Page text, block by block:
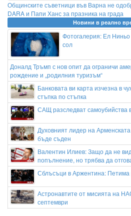
Общинските съветници във Варна не
DARA и Папи Ханс за празника на града
Новини в реално
Фотогалерия: Ел
сол
Доналд Тръмп с нов опит да ограничи
рождение и „родилния туризъм“
Банковата ви карта изчезна в
стъпка по стъпка
САЩ разследват самоубийства
Духовният лидер на
бъде съден
Валентин Илиев: Защо да не
попълнение, но трябва да
Сблъсъци в Аржентина: Петима
Астронавтите от мисията на
септември